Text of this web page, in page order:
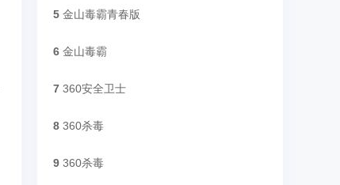
5 金山毒霸青春版
6 金山毒霸
7 360安全卫士
8 360杀毒
9 360杀毒